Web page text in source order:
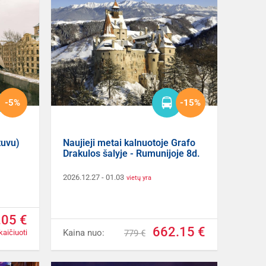
-5%
€
-15%
Naujieji metai kalnuotoje Grafo
Drakulos šalyje - Rumunijoje 8d.
2026.12.27 - 01.03 vietų yra
Kaina nuo: 779 € 662.15 €